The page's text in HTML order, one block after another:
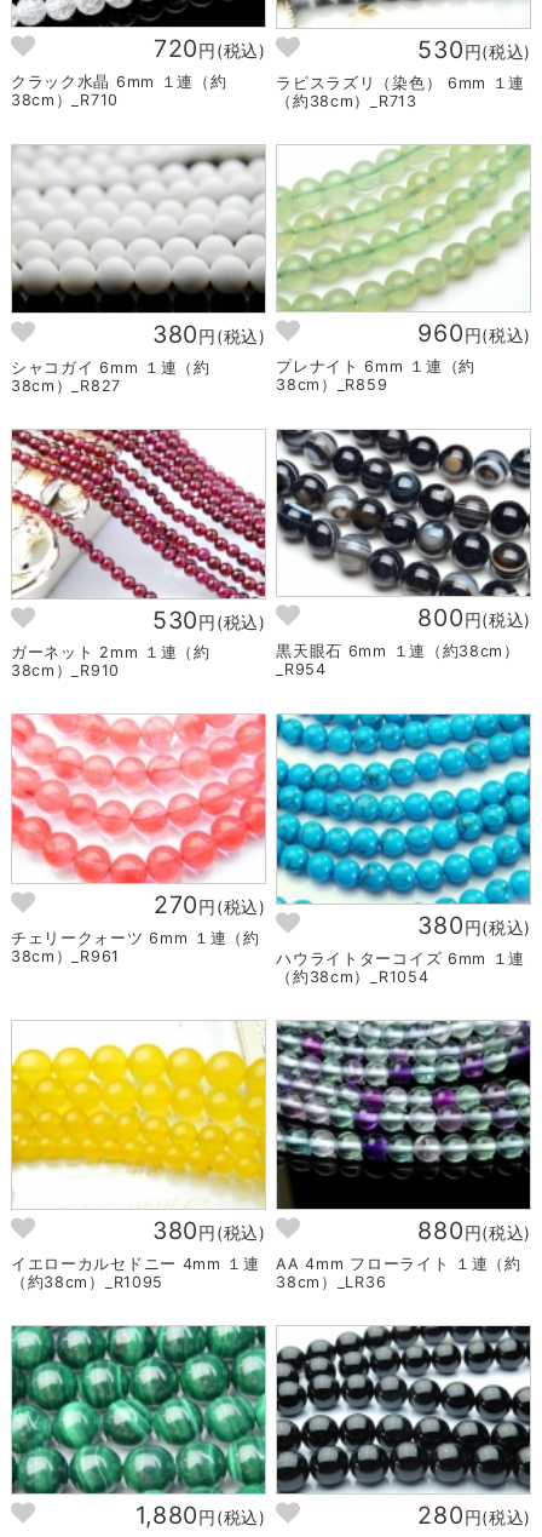
720円(税込)
クラック水晶 6mm １連（約
38cm）_R710
530円(税込)
ラピスラズリ（染色） 6mm １連
（約38cm）_R713
380円(税込)
シャコガイ 6mm １連（約
38cm）_R827
960円(税込)
プレナイト 6mm １連（約
38cm）_R859
530円(税込)
ガーネット 2mm １連（約
38cm）_R910
800円(税込)
黒天眼石 6mm １連（約38cm）
_R954
270円(税込)
チェリークォーツ 6mm １連（約
38cm）_R961
380円(税込)
ハウライトターコイズ 6mm １連
（約38cm）_R1054
380円(税込)
イエローカルセドニー 4mm １連
（約38cm）_R1095
880円(税込)
AA 4mm フローライト １連（約
38cm）_LR36
1,880円(税込) 280円(税込)